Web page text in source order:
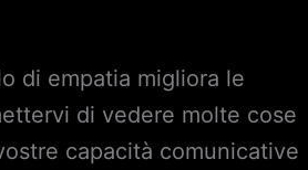
di empatia migliora le
di vedere molte cose
capacità comunicative